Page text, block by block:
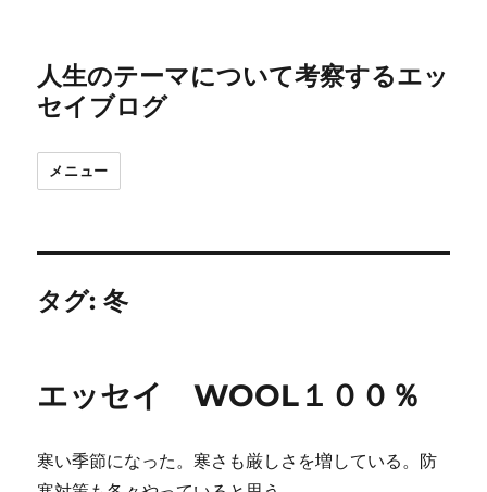
人生のテーマについて考察するエッ
セイブログ
メニュー
タグ:冬
エッセイ WOOL１００％
寒い季節になった。寒さも厳しさを増している。防